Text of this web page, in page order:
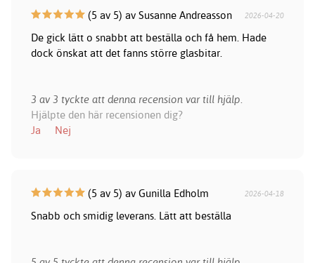
(5 av 5) av Susanne Andreasson 2026-04-20
De gick lätt o snabbt att beställa och få hem. Hade
dock önskat att det fanns större glasbitar.
3 av 3 tyckte att denna recension var till hjälp.
Hjälpte den här recensionen dig?
Ja
Nej
(5 av 5) av Gunilla Edholm 2026-04-18
Snabb och smidig leverans. Lätt att beställa